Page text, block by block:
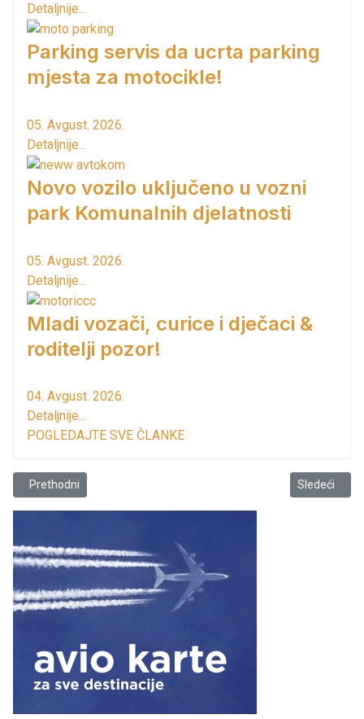
Detaljnije...
Parking servis da ucrta parking
mjesta za motocikle!
05. Avgust. 2026.
Detaljnije...
Novo vozilo uključeno u vozni
park Komunalnih djelatnosti
05. Avgust. 2026.
Detaljnije...
Mladi vozači, curice i dječaci &
roditelji pozor!
04. Avgust. 2026.
Detaljnije...
POGLEDAJTE SVE ČLANKE
Prethodni članak: Izgradnjom Kuće Maslina Bar postaje regionalni
Prethodni Sledeći
Sledeći